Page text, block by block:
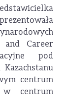
and Career
pod
centrum
w centrum